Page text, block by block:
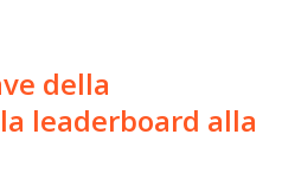
della
leaderboard alla